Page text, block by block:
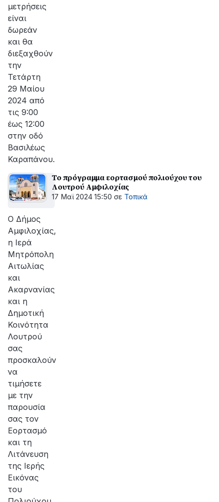
μετρήσεις
είναι
δωρεάν
και θα
διεξαχθούν
την
Τετάρτη
29 Mαίου
2024 από
τις 9:00
έως 12:00
στην οδό
Βασιλέως
Καραπάνου.
Το πρόγραμμα εορτασμού πολιούχου του
Λουτρού Αμφιλοχίας
17 Μαϊ 2024 15:50 σε Τοπικά
Ο Δήμος
Αμφιλοχίας,
η Ιερά
Μητρόπολη
Αιτωλίας
και
Ακαρνανίας
και η
Δημοτική
Κοινότητα
Λουτρού
σας
προσκαλούν
να
τιμήσετε
με την
παρουσία
σας τον
Εορτασμό
και τη
Λιτάνευση
της Ιερής
Εικόνας
του